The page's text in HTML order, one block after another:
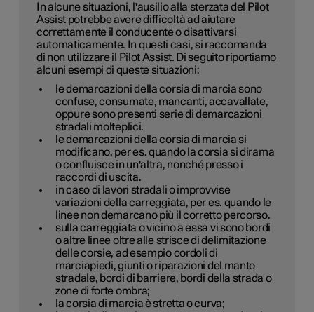
In alcune situazioni, l'ausilio alla sterzata del Pilot
Assist potrebbe avere difficoltà ad aiutare
correttamente il conducente o disattivarsi
automaticamente. In questi casi, si raccomanda
di non utilizzare il Pilot Assist. Di seguito riportiamo
alcuni esempi di queste situazioni:
le demarcazioni della corsia di marcia sono
confuse, consumate, mancanti, accavallate,
oppure sono presenti serie di demarcazioni
stradali molteplici.
le demarcazioni della corsia di marcia si
modificano, per es. quando la corsia si dirama
o confluisce in un'altra, nonché presso i
raccordi di uscita.
in caso di lavori stradali o improvvise
variazioni della carreggiata, per es. quando le
linee non demarcano più il corretto percorso.
sulla carreggiata o vicino a essa vi sono bordi
o altre linee oltre alle strisce di delimitazione
delle corsie, ad esempio cordoli di
marciapiedi, giunti o riparazioni del manto
stradale, bordi di barriere, bordi della strada o
zone di forte ombra;
la corsia di marcia è stretta o curva;